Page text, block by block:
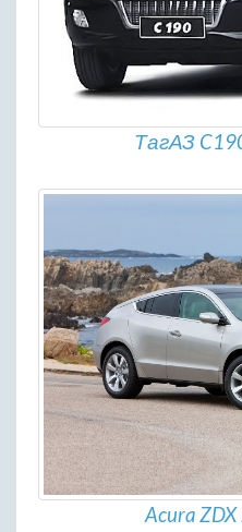
ТагАЗ
Acura